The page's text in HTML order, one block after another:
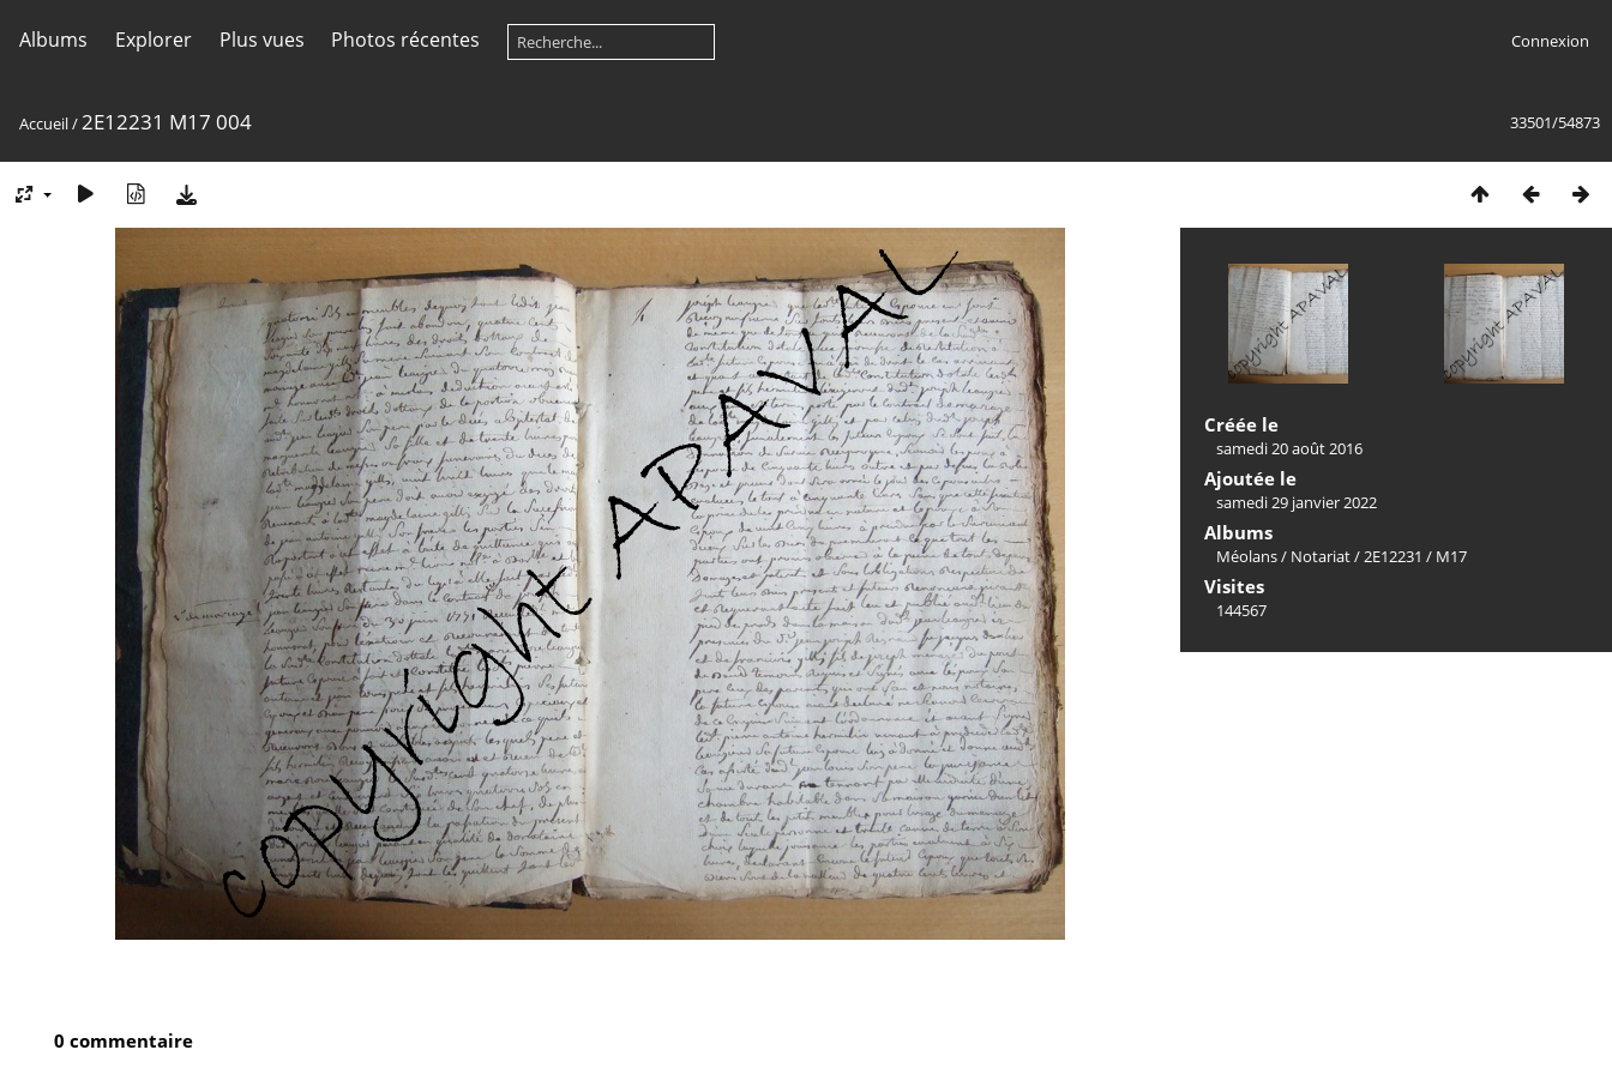
Albums Explorer Plus vues Photos récentes Connexion
33501/54873
Accueil/2E12231 M17 004
Créée le
samedi 20 août 2016
Ajoutée le
samedi 29 janvier 2022
Albums
Méolans/ Notariat/2E12231 / M17
Visites
144567
0 commentaire